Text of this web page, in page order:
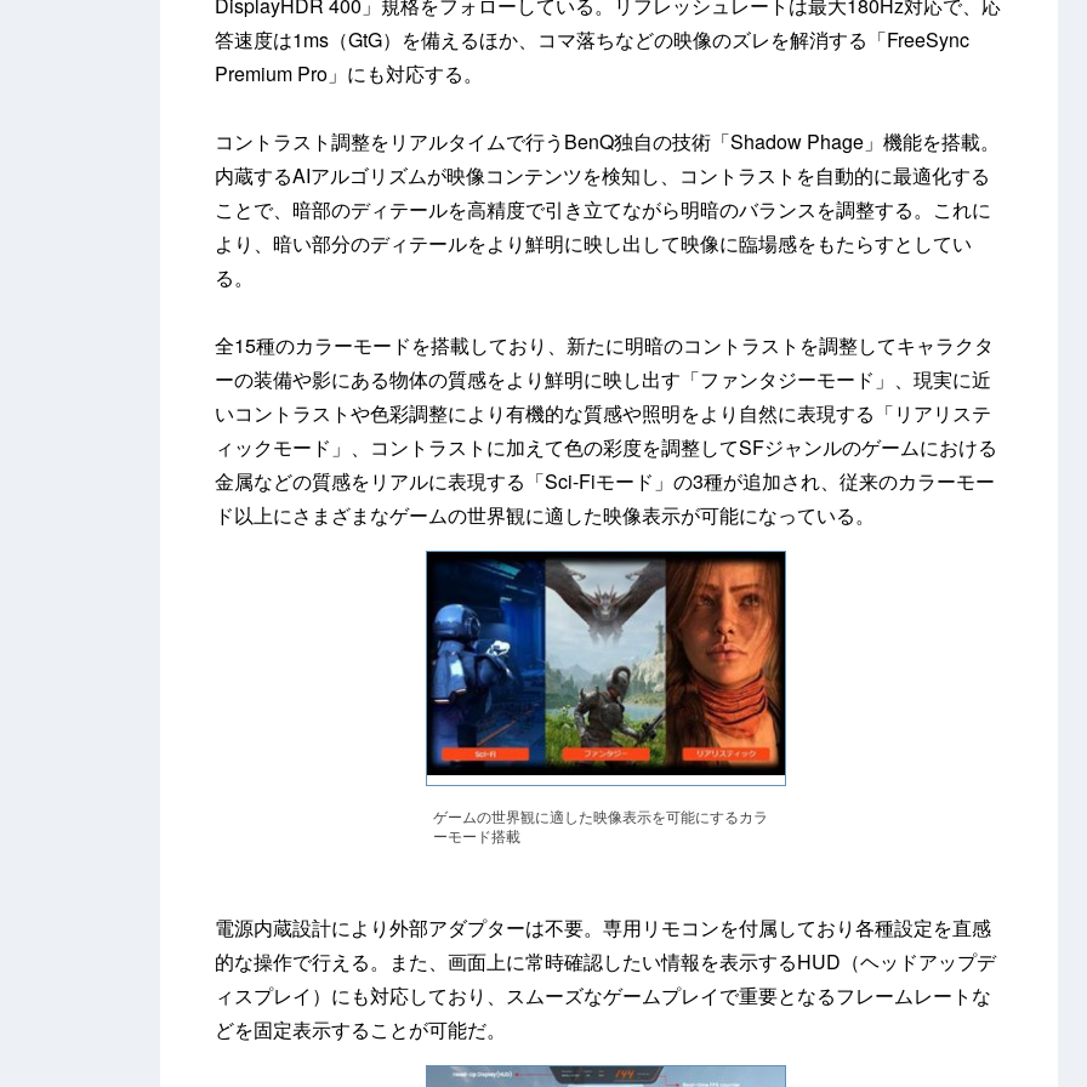
答速度は1ms（GtG）を備えるほか、コマ落ちなどの映像のズレを解消する「FreeSync
Premium Pro」にも対応する。
コントラスト調整をリアルタイムで行うBenQ独自の技術「Shadow Phage」機能を搭載。
内蔵するAIアルゴリズムが映像コンテンツを検知し、コントラストを自動的に最適化する
ことで、暗部のディテールを高精度で引き立てながら明暗のバランスを調整する。これに
より、暗い部分のディテールをより鮮明に映し出して映像に臨場感をもたらすとしてい
る。
全15種のカラーモードを搭載しており、新たに明暗のコントラストを調整してキャラクタ
ーの装備や影にある物体の質感をより鮮明に映し出す「ファンタジーモード」、現実に近
いコントラストや色彩調整により有機的な質感や照明をより自然に表現する「リアリステ
ィックモード」、コントラストに加えて色の彩度を調整してSFジャンルのゲームにおける
金属などの質感をリアルに表現する「Sci-Fiモード」の3種が追加され、従来のカラーモー
ド以上にさまざまなゲームの世界観に適した映像表示が可能になっている。
ゲームの世界観に適した映像表示を可能にするカラ
ーモード搭載
電源内蔵設計により外部アダプターは不要。専用リモコンを付属しており各種設定を直感
的な操作で行える。また、画面上に常時確認したい情報を表示するHUD（ヘッドアップデ
ィスプレイ）にも対応しており、スムーズなゲームプレイで重要となるフレームレートな
どを固定表示することが可能だ。